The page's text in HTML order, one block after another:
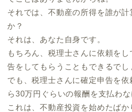
それでは、不動産の所得を誰が
か？
それは、あなた自身です。
もちろん、税理士さんに依頼を
告をしてもらうこともできるでし
でも、税理士さんに確定申告を
ら30万円ぐらいの報酬を支払わな
これは、不動産投資を始めたばか